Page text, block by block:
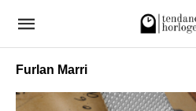
Furlan Marri